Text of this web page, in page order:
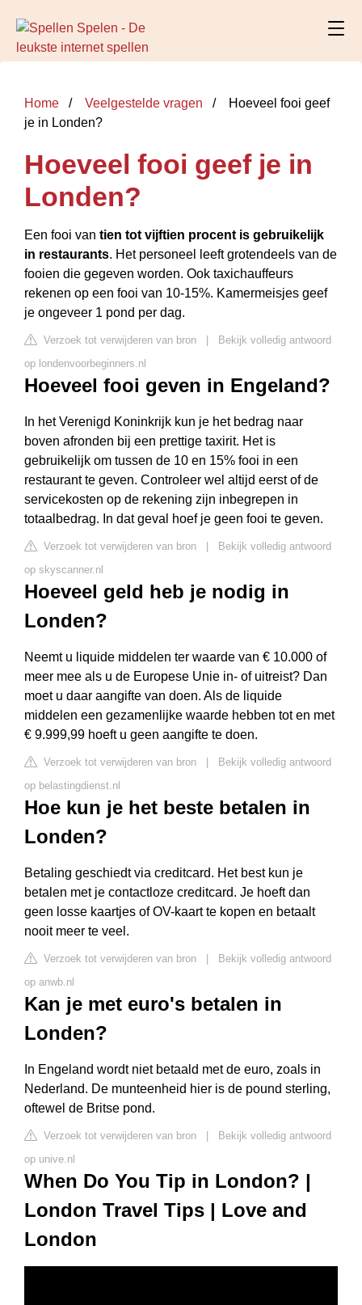
Home Veelgestelde vragen
Hoeveel fooi geef
je in Londen?
Hoeveel fooi geef je in
Londen?
Een fooi van tien tot vijftien procent is gebruikelijk
in restaurants. Het personeel leeft grotendeels van de
fooien die gegeven worden. Ook taxichauffeurs
rekenen op een fooi van 10-15%. Kamermeisjes geef
je ongeveer 1 pond per dag.
Verzoek tot verwijderen van bron
Bekijk volledig antwoord
op londenvoorbeginners.nl
Hoeveel fooi geven in Engeland?
In het Verenigd Koninkrijk kun je het bedrag naar
boven afronden bij een prettige taxirit. Het is
gebruikelijk om tussen de 10 en 15% fooi in een
restaurant te geven. Controleer wel altijd eerst of de
servicekosten op de rekening zijn inbegrepen in
totaalbedrag. In dat geval hoef je geen fooi te geven.
Verzoek tot verwijderen van bron
Bekijk volledig antwoord
op skyscanner.nl
Hoeveel geld heb je nodig in
Londen?
Neemt u liquide middelen ter waarde van € 10.000 of
meer mee als u de Europese Unie in- of uitreist? Dan
moet u daar aangifte van doen. Als de liquide
middelen een gezamenlijke waarde hebben tot en met
€ 9.999,99 hoeft u geen aangifte te doen.
Verzoek tot verwijderen van bron
Bekijk volledig antwoord
op belastingdienst.nl
Hoe kun je het beste betalen in
Londen?
Betaling geschiedt via creditcard. Het best kun je
betalen met je contactloze creditcard. Je hoeft dan
geen losse kaartjes of OV-kaart te kopen en betaalt
nooit meer te veel.
Verzoek tot verwijderen van bron
Bekijk volledig antwoord
op anwb.nl
Kan je met euro's betalen in
Londen?
In Engeland wordt niet betaald met de euro, zoals in
Nederland. De munteenheid hier is de pound sterling,
oftewel de Britse pond.
Verzoek tot verwijderen van bron
Bekijk volledig antwoord
op unive.nl
When Do You Tip in London? |
London Travel Tips | Love and
London